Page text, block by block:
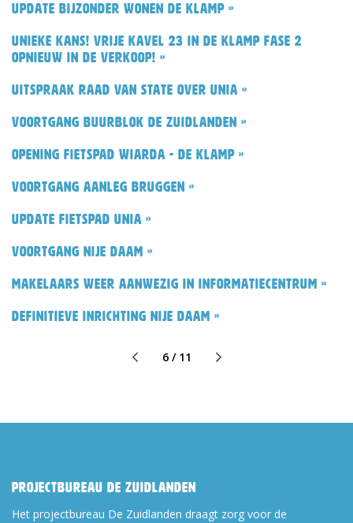
Update bijzonder wonen De Klamp »
Unieke kans! Vrije kavel 23 in De Klamp fase 2
opnieuw in de verkoop! »
Uitspraak Raad van State over Unia »
Voortgang buurblok De Zuidlanden »
Opening fietspad Wiarda - De Klamp »
Voortgang aanleg bruggen »
Update fietspad Unia »
Voortgang Nije Daam »
Makelaars weer aanwezig in informatiecentrum »
Definitieve inrichting Nije Daam »
6 / 11
Projectbureau De Zuidlanden
Het projectbureau De Zuidlanden draagt zorg voor de